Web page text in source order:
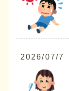
2026/07/7